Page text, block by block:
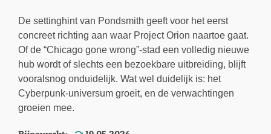
De settinghint van Pondsmith geeft voor het eerst
concreet richting aan waar Project Orion naartoe gaat.
Of de “Chicago gone wrong”-stad een volledig nieuwe
hub wordt of slechts een bezoekbare uitbreiding, blijft
vooralsnog onduidelijk. Wat wel duidelijk is: het
Cyberpunk-universum groeit, en de verwachtingen
groeien mee.